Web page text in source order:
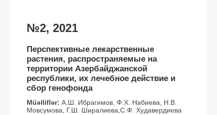
№2, 2021
Перспективные лекарственные
растения, распространяемые на
территории Азербайджанской
республики, их лечебное действие и
сбор генофонда
Müəlliflər: А.Ш. Ибрагимов, Ф.Х. Набиева, Н.В.
Мовсумова, Г.Ш. Ширалиева,С.Ф. Худавердиева